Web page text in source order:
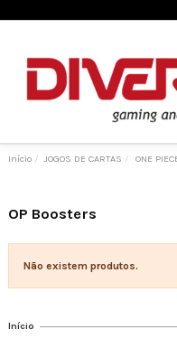
Início JOGOS DE CARTAS ONE
OP Boosters
Não existem produtos.
Início